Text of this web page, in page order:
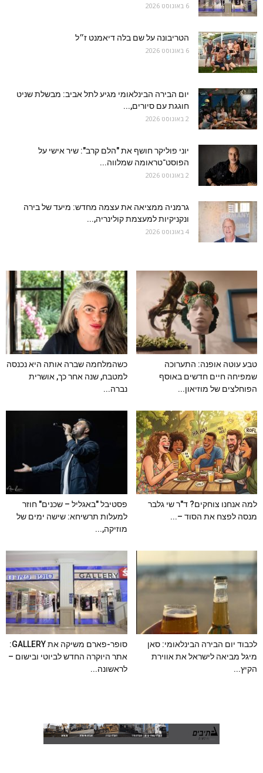
6 באוגוסט 2026
הטריבונה על שם בלה דיאמנט ז״ל
6 באוגוסט 2026
יום הבירה הבינלאומי מגיע לתל אביב: מבשלת שניט
חוגגת עם סיורים,...
2 באוגוסט 2026
יוני פוליקר חושף את "הלם קרב": שיר אישי על
הפוסט־טראומה שמלווה...
2 באוגוסט 2026
גרמניה ממציאה את עצמה מחדש: מיעד של בירה
ונקניקיות למעצמת קולינריה,...
4 באוגוסט 2026
טבע עוטה אופנה: התערוכה
שמפיחה חיים חדשים באוסף
הפוחלצים של מוזיאון...
כשהמלחמה שברה אותה היא נכנסה
למטבח, שנה אחר כך, אושרית
נברה...
למה אנחנו צוחקים? ד"ר שי גלבר
מנסה לפצח את הסוד –...
פסטיבל "באגליל – שכנים" חוזר
למעלות תרשיחא: שישה ימים של
מוזיקה,...
לכבוד יום הבירה הבינלאומי: סאן
מיגל מביאה לישראל את אווירת
הקיץ...
סופר-פארם משיקה את GALLERY:
אתר היוקרה החדש לביוטי ובישום –
לראשונה...